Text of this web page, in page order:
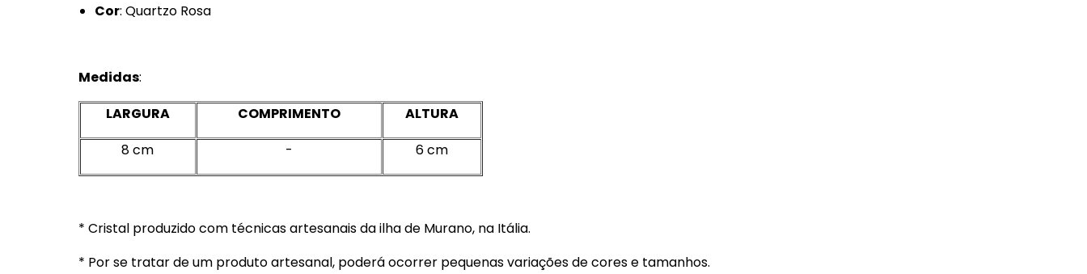
Cor: Quartzo Rosa
Medidas:
LARGURA
COMPRIMENTO
ALTURA
8 cm
- 6 cm
* Cristal produzido com técnicas artesanais da ilha de Murano, na Itália.
* Por se tratar de um produto artesanal, poderá ocorrer pequenas variações de cores e tamanhos.